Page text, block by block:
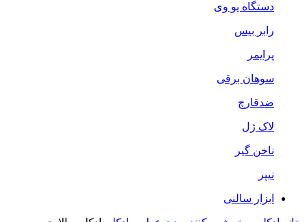
دستگاه یو وی
رابر بیس
پرایمر
سوهان برقی
ضدقارچ
لاک ژل
ناخن گیر
نیپر
ابزار سالنی